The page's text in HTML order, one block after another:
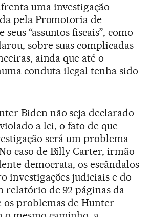
uma investigação
pela Promotoria de
“assuntos fiscais”, como
sobre suas complicadas
ainda que até o
conduta ilegal tenha sido
Biden não seja declarado
a lei, o fato de que
será um problema
caso de Billy Carter, irmão
democrata, os escândalos
investigações judiciais e do
relatório de 92 páginas da
os problemas de Hunter